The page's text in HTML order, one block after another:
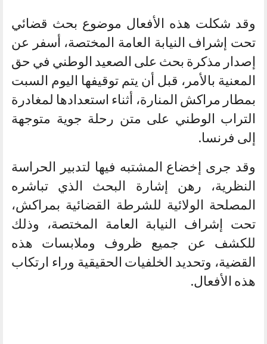
وقد شكلت هذه الأفعال موضوع بحث قضائي
تحت إشراف النيابة العامة المختصة، أسفر عن
إصدار مذكرة بحث على الصعيد الوطني في حق
المعنية بالأمر، قبل أن يتم توقيفها اليوم السبت
بمطار مراكش المنارة، أثناء استعدادها لمغادرة
التراب الوطني على متن رحلة جوية متوجهة
إلى فرنسا.
وقد جرى إخضاع المشتبه فيها لتدبير الحراسة
النظرية، رهن إشارة البحث الذي تباشره
المصلحة الولائية للشرطة القضائية بمراكش،
تحت إشراف النيابة العامة المختصة، وذلك
للكشف عن جميع ظروف وملابسات هذه
القضية، وتحديد الخلفيات الحقيقية وراء ارتكاب
هذه الأفعال.